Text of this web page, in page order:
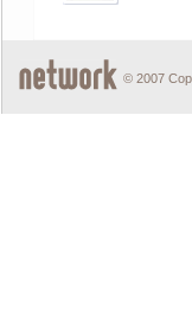
© 2007